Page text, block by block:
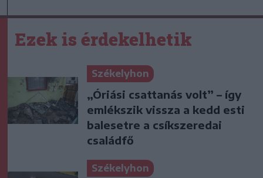
Ezek is érdekelhetik
Székelyhon
„Óriási csattanás volt” – így
emlékszik vissza a kedd esti
balesetre a csíkszeredai
családfő
Székelyhon